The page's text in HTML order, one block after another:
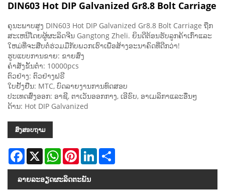
DIN603 Hot DIP Galvanized Gr8.8 Bolt Carriage
ຄຸນະພາບສູງ DIN603 Hot DIP Galvanized Gr8.8 Bolt Carriage ຖືກ
ສະເຫນີໂດຍຜູ້ຜະລິດຈີນ Gangtong Zheli. ຍິນດີຕ້ອນຮັບລູກຄ້າເກົ່າແລະ
ໃຫມ່ທີ່ຈະສືບຕໍ່ຮ່ວມມືກັບພວກເຮົາເພື່ອສ້າງອະນາຄົດທີ່ດີກວ່າ!
ຮູບແບບການຂາຍ: ຂາຍສົ່ງ
ຄໍາສັ່ງຂັ້ນຕ່ໍາ: 10000pcs
ຕົວຢ່າງ: ຕົວຢ່າງຟຣີ
ໃບຢັ້ງຢືນ: MTC, ບົດລາຍງານການທົດສອບ
ປະເທດສົ່ງອອກ: ອາຊີ, ຕາເວັນອອກກາງ, ເອີຣົບ, ອາເມລິກາແລະອື່ນໆ
ດ້ານ: Hot DIP Galvanized
ສົ່ງສອບຖາມ
Facebook
X WhatsAppPinterestLinkedIn
ລາຍ​ລະ​ອຽດ​ຜະ​ລິດ​ຕະ​ພັນ